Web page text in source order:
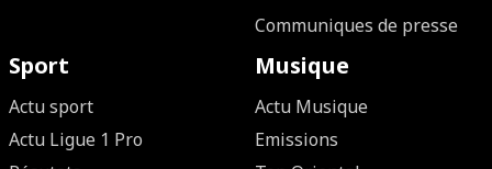
Communiques de presse
Sport
Actu sport
Actu Ligue 1 Pro
Musique
Actu Musique
Emissions